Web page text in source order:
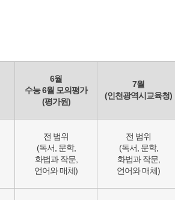
6월
수능 6월 모의평가
(평가원)
7월
(인천광역시교육청)
전 범위
(독서, 문학,
화법과 작문,
언어와 매체)
전 범위
(독서, 문학,
화법과 작문,
언어와 매체)